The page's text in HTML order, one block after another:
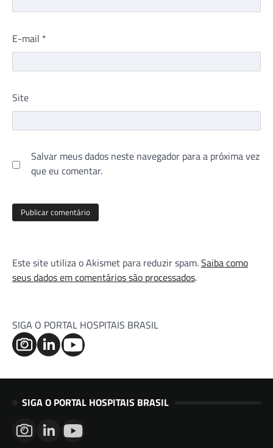
E-mail *
Site
Salvar meus dados neste navegador para a próxima vez
que eu comentar.
Este site utiliza o Akismet para reduzir spam.Saiba como
seus dados em comentários são processados.
SIGA O PORTAL HOSPITAIS BRASIL
SIGA O PORTAL HOSPITAIS BRASIL